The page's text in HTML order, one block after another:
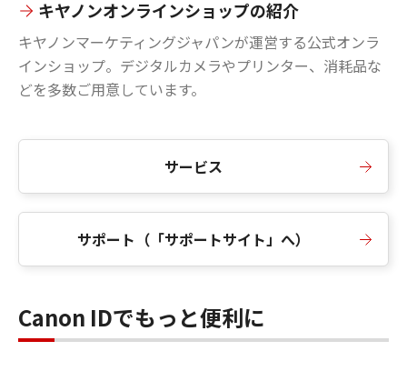
キヤノンオンラインショップの紹介
キヤノンマーケティングジャパンが運営する公式オンラ
インショップ。デジタルカメラやプリンター、消耗品な
どを多数ご用意しています。
サービス
サポート（「サポートサイト」へ）
Canon IDでもっと便利に